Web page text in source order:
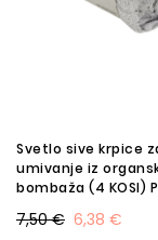
Svetlo sive krpice
umivanje iz
bombaža (4 KOSI)
6,38 €
7,50 €